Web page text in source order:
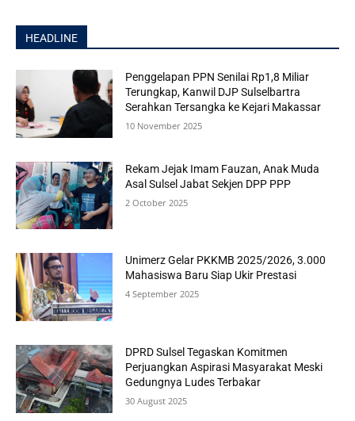
HEADLINE
Penggelapan PPN Senilai Rp1,8 Miliar
Terungkap, Kanwil DJP Sulselbartra
Serahkan Tersangka ke Kejari Makassar
10 November 2025
Rekam Jejak Imam Fauzan, Anak Muda
Asal Sulsel Jabat Sekjen DPP PPP
2 October 2025
Unimerz Gelar PKKMB 2025/2026, 3.000
Mahasiswa Baru Siap Ukir Prestasi
4 September 2025
DPRD Sulsel Tegaskan Komitmen
Perjuangkan Aspirasi Masyarakat Meski
Gedungnya Ludes Terbakar
30 August 2025